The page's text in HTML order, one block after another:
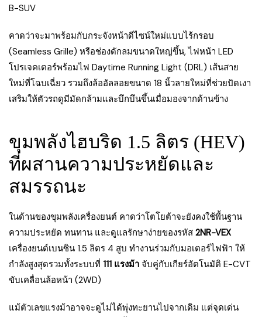
B-SUV
คาดว่าจะมาพร้อมกับกระจังหน้าดีไซน์ใหม่แบบไร้กรอบ
(Seamless Grille) หรือช่องดักลมขนาดใหญ่ขึ้น, ไฟหน้า LED
โปรเจคเตอร์พร้อมไฟ Daytime Running Light (DRL) เส้นสาย
ใหม่ที่โฉบเฉี่ยว รวมถึงล้ออัลลอยขนาด 18 นิ้วลายใหม่ที่ช่วยปัดเงา
เสริมให้ตัวรถดูมีมัดกล้ามและบึกบึนขึ้นเมื่อมองจากด้านข้าง
ขุมพลังไฮบริด 1.5 ลิตร (HEV)
ที่ผสานความประหยัดและ
สมรรถนะ
ในด้านของขุมพลังเครื่องยนต์ คาดว่าโตโยต้าจะยังคงใช้พื้นฐาน
ความประหยัด ทนทาน และดูแลรักษาง่ายของรหัส 2NR-VEX
เครื่องยนต์เบนซิน 1.5 ลิตร 4 สูบ ทำงานร่วมกับมอเตอร์ไฟฟ้า ให้
กำลังสูงสุดรวมทั้งระบบที่ 111 แรงม้า จับคู่กับเกียร์อัตโนมัติ E-CVT
ขับเคลื่อนล้อหน้า (2WD)
แม้ตัวเลขแรงม้าอาจจะดูไม่ได้พุ่งทะยานไปจากเดิม แต่จุดเด่น